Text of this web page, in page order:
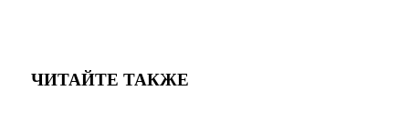
ЧИТАЙТЕ ТАКЖЕ